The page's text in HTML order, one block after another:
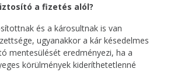
a fizetés alól?
és a károsultnak is van
ugyanakkor a kár késedelmes
mentesülését eredményezi, ha a
körülmények kideríthetetlenné